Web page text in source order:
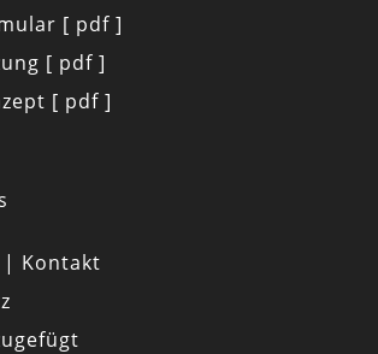
[ pdf ]
[ pdf ]
[ pdf ]
| Kontakt